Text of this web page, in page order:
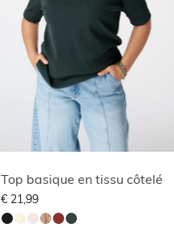
Top basique en tissu côtelé
€ 21,99